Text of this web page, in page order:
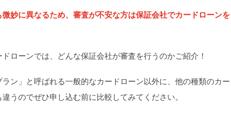
妙に異なるため、審査が不安な方は保証会社でカードローンを
ローンでは、どんな保証会社が審査を行うのかご紹介！
ン」と呼ばれる一般的なカードローン以外に、他の種類のカー
うのでぜひ申し込む前に比較してみてください。